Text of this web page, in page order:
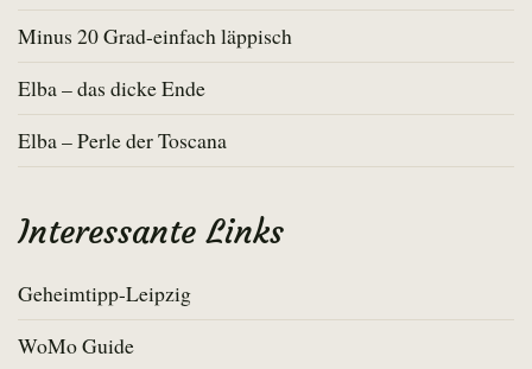
Minus 20 Grad-einfach läppisch
Elba – das dicke Ende
Elba – Perle der Toscana
Interessante Links
Geheimtipp-Leipzig
WoMo Guide